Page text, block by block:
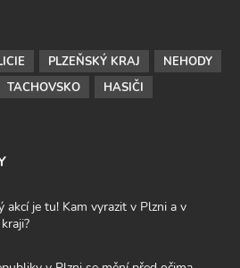
PLZEŇSKÝ KRAJ
NEHODY
TACHOVSKO
HASIČI
akcí je tu! Kam vyrazit v Plzni a v